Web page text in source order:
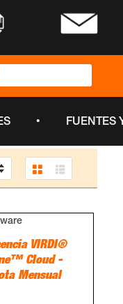
• FUENTES
Grid View
VIRDI®
Cloud -
Mensual